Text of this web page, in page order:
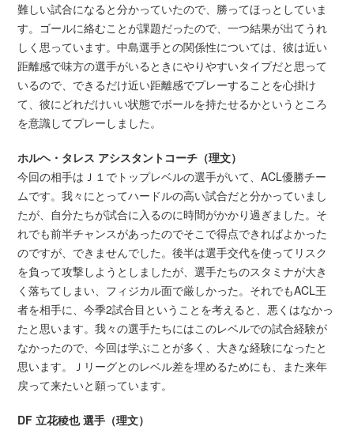
難しい試合になると分かっていたので、勝ってほっとしていま
す。ゴールに絡むことが課題だったので、一つ結果が出てうれ
しく思っています。中島選手との関係性については、彼は近い
距離感で味方の選手がいるときにやりやすいタイプだと思って
いるので、できるだけ近い距離感でプレーすることを心掛け
て、彼にどれだけいい状態でボールを持たせるかというところ
を意識してプレーしました。
ホルヘ・タレス アシスタントコーチ（理文）
今回の相手はＪ１でトップレベルの選手がいて、ACL優勝チー
ムです。我々にとってハードルの高い試合だと分かっていまし
たが、自分たちが試合に入るのに時間がかかり過ぎました。そ
れでも前半チャンスがあったのでそこで得点できればよかった
のですが、できませんでした。後半は選手交代を使ってリスク
を負って攻撃しようとしましたが、選手たちのスタミナが大き
く落ちてしまい、フィジカル面で厳しかった。それでもACL王
者を相手に、今季2試合目ということを考えると、悪くはなかっ
たと思います。我々の選手たちにはこのレベルでの試合経験が
なかったので、今回は学ぶことが多く、大きな経験になったと
思います。Ｊリーグとのレベル差を埋めるためにも、また来年
戻って来たいと願っています。
DF 立花稜也 選手（理文）